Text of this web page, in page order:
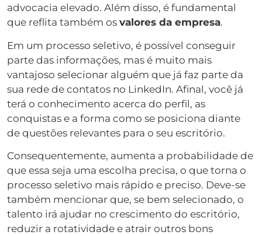
advocacia elevado. Além disso, é fundamental
que reflita também os valores da empresa.
Em um processo seletivo, é possível conseguir
parte das informações, mas é muito mais
vantajoso selecionar alguém que já faz parte da
sua rede de contatos no LinkedIn. Afinal, você já
terá o conhecimento acerca do perfil, as
conquistas e a forma como se posiciona diante
de questões relevantes para o seu escritório.
Consequentemente, aumenta a probabilidade de
que essa seja uma escolha precisa, o que torna o
processo seletivo mais rápido e preciso. Deve-se
também mencionar que, se bem selecionado, o
talento irá ajudar no crescimento do escritório,
reduzir a rotatividade e atrair outros bons